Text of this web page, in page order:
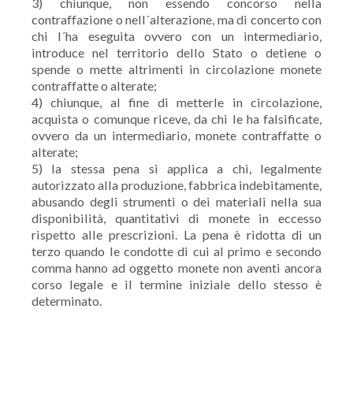
contraffazione o nell´alterazione, ma di concerto con
chi l´ha eseguita ovvero con un intermediario,
introduce nel territorio dello Stato o detiene o
spende o mette altrimenti in circolazione monete
contraffatte o alterate;
4) chiunque, al fine di metterle in circolazione,
acquista o comunque riceve, da chi le ha falsificate,
ovvero da un intermediario, monete contraffatte o
alterate;
5) la stessa pena si applica a chi, legalmente
autorizzato alla produzione, fabbrica indebitamente,
abusando degli strumenti o dei materiali nella sua
disponibilità, quantitativi di monete in eccesso
rispetto alle prescrizioni. La pena è ridotta di un
terzo quando le condotte di cui al primo e secondo
comma hanno ad oggetto monete non aventi ancora
corso legale e il termine iniziale dello stesso è
determinato.